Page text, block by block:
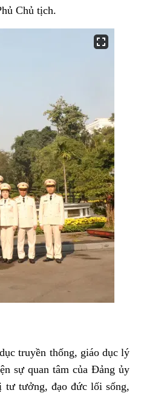
Chủ tịch.
truyền thống, giáo dục lý
sự quan tâm của Đảng ủy
tư tưởng, đạo đức lối sống,